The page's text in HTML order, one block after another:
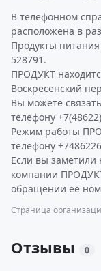
В телефонном
расположена в
Продукты
528791.
ПРОДУКТ
Воскресенский
Вы можете
телефону
Режим работы
телефону
Если вы заметили
компании
обращении ее
Страница
Отзывы 0